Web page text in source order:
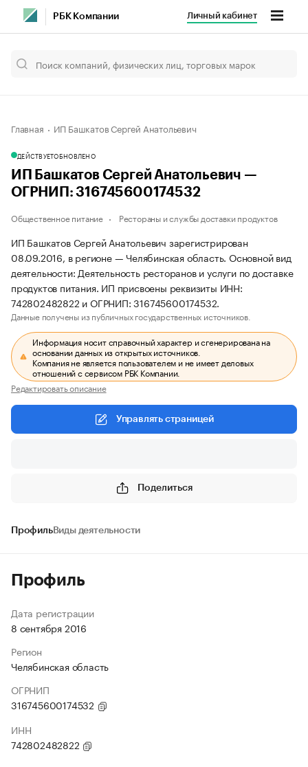
РБК Компании Личный кабинет
Главная ИП Башкатов Сергей Анатольевич
ДЕЙСТВУЕТОБНОВЛЕНО
ИП Башкатов Сергей Анатольевич —
ОГРНИП: 316745600174532
Общественное питание Рестораны и службы доставки продуктов
ИП Башкатов Сергей Анатольевич зарегистрирован
08.09.2016, в регионе — Челябинская область. Основной вид
деятельности: Деятельность ресторанов и услуги по доставке
продуктов питания. ИП присвоены реквизиты ИНН:
742802482822 и ОГРНИП: 316745600174532.
Данные получены из публичных государственных источников.
Информация носит справочный характер и сгенерирована на
основании данных из открытых источников.
Компания не является пользователем и не имеет деловых
отношений с сервисом РБК Компании.
Редактировать описание
Управлять страницей
Поделиться
ПрофильВиды деятельности
Профиль
Дата регистрации
8 сентября 2016
Регион
Челябинская область
ОГРНИП
316745600174532
ИНН
742802482822